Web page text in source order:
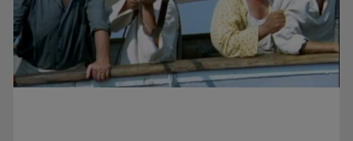
TVR lansează un apel pentru proiecte de emisiuni